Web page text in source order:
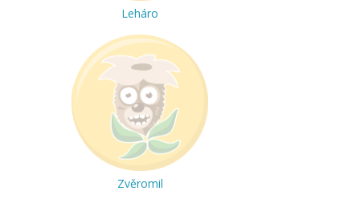
Leháro
Zvěromil